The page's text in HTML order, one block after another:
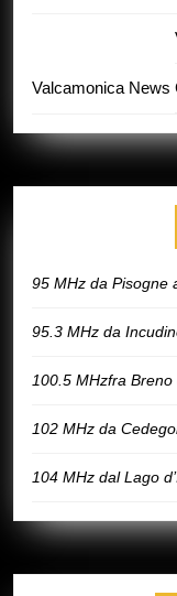
Valcamonica News
95 MHz da Pisogne
95.3 MHz da
100.5 MHzfra
102 MHz da
104 MHz dal Lago